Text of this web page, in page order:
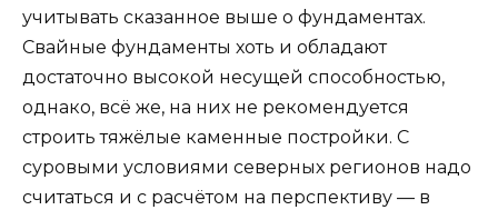
учитывать сказанное выше о фундаментах.
Свайные фундаменты хоть и обладают
достаточно высокой несущей способностью,
однако, всё же, на них не рекомендуется
строить тяжёлые каменные постройки. С
суровыми условиями северных регионов надо
считаться и с расчётом на перспективу — в